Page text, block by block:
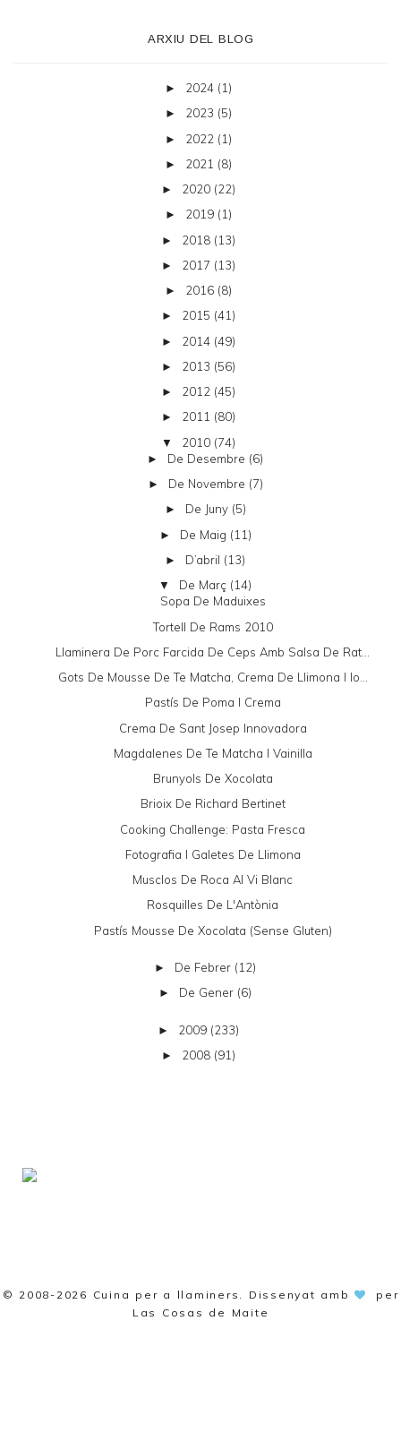
ARXIU DEL BLOG
► 2024 (1)
► 2023 (5)
► 2022 (1)
► 2021 (8)
► 2020 (22)
► 2019 (1)
► 2018 (13)
► 2017 (13)
► 2016 (8)
► 2015 (41)
► 2014 (49)
► 2013 (56)
► 2012 (45)
► 2011 (80)
▼ 2010 (74)
► De Desembre (6)
► De Novembre (7)
► De Juny (5)
► De Maig (11)
► D’abril (13)
▼ De Març (14)
Sopa De Maduixes
Tortell De Rams 2010
Llaminera De Porc Farcida De Ceps Amb Salsa De Rat...
Gots De Mousse De Te Matcha, Crema De Llimona I Io...
Pastís De Poma I Crema
Crema De Sant Josep Innovadora
Magdalenes De Te Matcha I Vainilla
Brunyols De Xocolata
Brioix De Richard Bertinet
Cooking Challenge: Pasta Fresca
Fotografia I Galetes De Llimona
Musclos De Roca Al Vi Blanc
Rosquilles De L'Antònia
Pastís Mousse De Xocolata (sense Gluten)
► De Febrer (12)
► De Gener (6)
► 2009 (233)
► 2008 (91)
© 2008-2026 Cuina per a llaminers . Dissenyat amb
per
Las Cosas de Maite